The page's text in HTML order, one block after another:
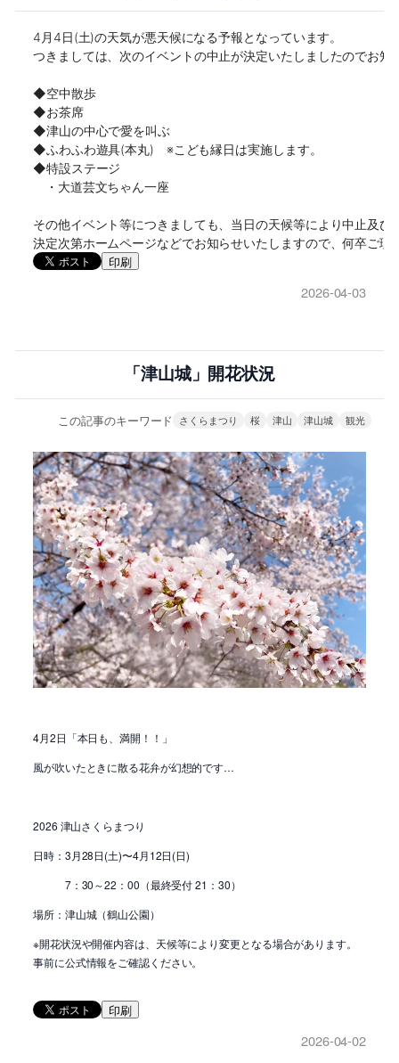
4月4日(土)の天気が悪天候になる予報となっています。
つきましては、次のイベントの中止が決定いたしましたのでお知
◆空中散歩
◆お茶席
◆津山の中心で愛を叫ぶ
◆ふわふわ遊具(本丸)　※こども縁日は実施します。
◆特設ステージ
・大道芸文ちゃん一座
その他イベント等につきましても、当日の天候等により中止及
決定次第ホームページなどでお知らせいたしますので、何卒ご理
印刷
2026-04-03
「津山城」開花状況
この記事のキーワード さくらまつり 桜 津山 津山城 観光
4月2日「本日も、満開！！」
風が吹いたときに散る花弁が幻想的です…
2026 津山さくらまつり
日時：3月28日(土)〜4月12日(日)
7：30～22：00（最終受付 21：30）
場所：津山城（鶴山公園）
※開花状況や開催内容は、天候等により変更となる場合があります。
事前に公式情報をご確認ください。
印刷
2026-04-02